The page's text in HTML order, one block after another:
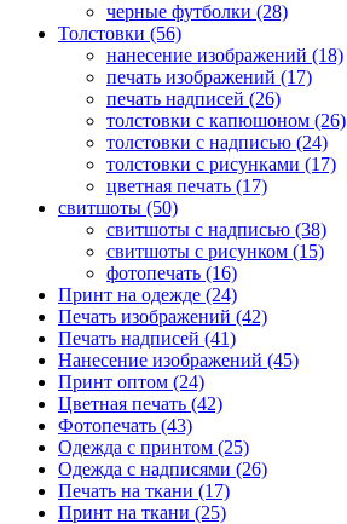
черные футболки (28)
Толстовки (56)
нанесение изображений (18)
печать изображений (17)
печать надписей (26)
толстовки с капюшоном (26)
толстовки с надписью (24)
толстовки с рисунками (17)
цветная печать (17)
свитшоты (50)
свитшоты с надписью (38)
свитшоты с рисунком (15)
фотопечать (16)
Принт на одежде (24)
Печать изображений (42)
Печать надписей (41)
Нанесение изображений (45)
Принт оптом (24)
Цветная печать (42)
Фотопечать (43)
Одежда с принтом (25)
Одежда с надписями (26)
Печать на ткани (17)
Принт на ткани (25)